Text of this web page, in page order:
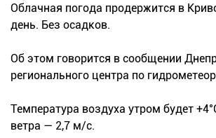
Облачная погода продержится в
день. Без осадков.
Об этом говорится в сообщении
регионального центра по
Температура воздуха утром будет
ветра — 2,7 м/с.